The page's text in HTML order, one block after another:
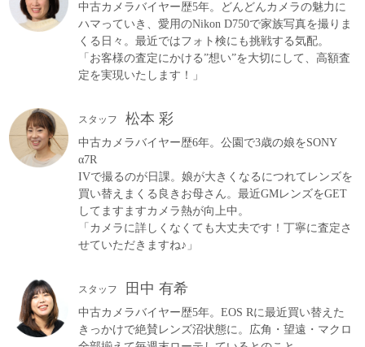
中古カメラバイヤー歴5年。どんどんカメラの魅力に
ハマっていき、愛用のNikon D750で家族写真を撮りま
くる日々。最近ではフォト検にも挑戦する気配。
「お客様の査定にかける”想い”を大切にして、高額査
定を実現いたします！」
スタッフ 松本 彩
中古カメラバイヤー歴6年。公園で3歳の娘をSONY
α7R
IVで撮るのが日課。娘が大きくなるにつれてレンズを
買い替えまくる良きお母さん。最近GMレンズをGET
してますますカメラ熱が向上中。
「カメラに詳しくなくても大丈夫です！丁寧に査定さ
せていただきますね♪」
スタッフ 田中 有希
中古カメラバイヤー歴5年。EOS Rに最近買い替えた
きっかけで絶賛レンズ沼状態に。広角・望遠・マクロ